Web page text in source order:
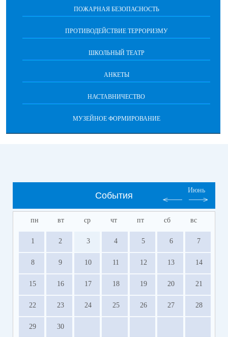
ПОЖАРНАЯ БЕЗОПАСНОСТЬ
ПРОТИВОДЕЙСТВИЕ ТЕРРОРИЗМУ
ШКОЛЬНЫЙ ТЕАТР
АНКЕТЫ
НАСТАВНИЧЕСТВО
МУЗЕЙНОЕ ФОРМИРОВАНИЕ
События
Июнь
пн вт ср чт пт сб вс
1 2 3 4 5 6 7
8 9 10 11 12 13 14
15 16 17 18 19 20 21
22 23 24 25 26 27 28
29 30